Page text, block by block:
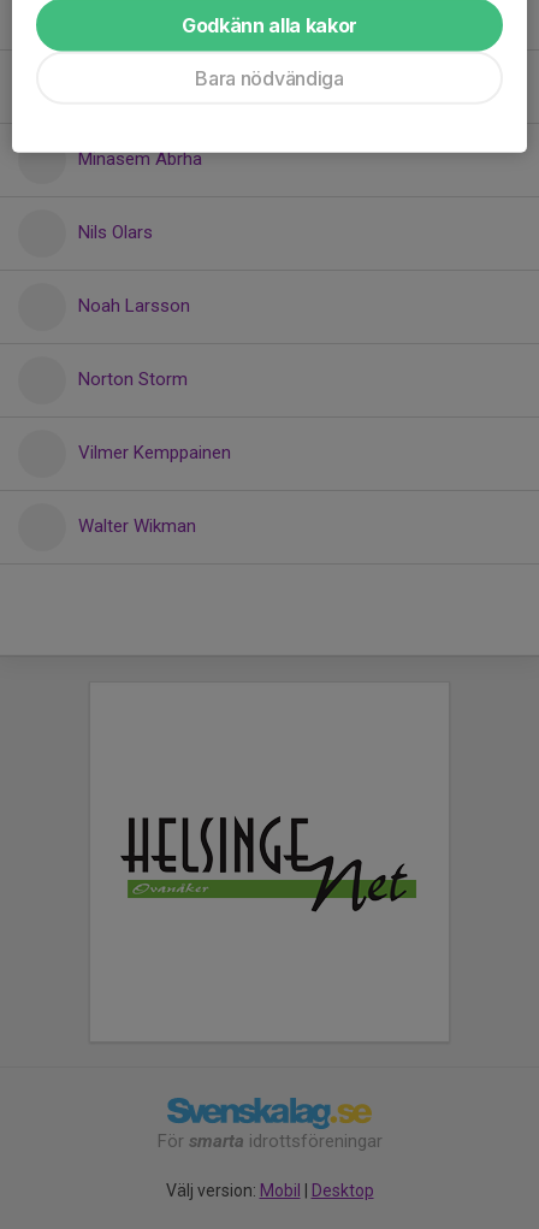
Mahigwe Mutungwa
Mille Henriksson
Minasem Abrha
Nils Olars
Noah Larsson
Norton Storm
Vilmer Kemppainen
Walter Wikman
För smarta idrottsföreningar
Välj version: Mobil Desktop
Godkänn alla kakor
Bara nödvändiga